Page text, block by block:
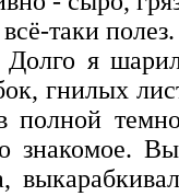
таки полез.
я шарил
гнилых
полной
знакомое.